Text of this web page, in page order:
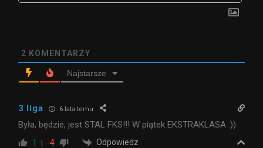
2 KOMENTARZY
Najstarsze
3 liga 6 lata temu
Była, będzie, jest STAL FKS!!! W piątek EKSTRAKLASA :))
1 -4 Odpowiedz